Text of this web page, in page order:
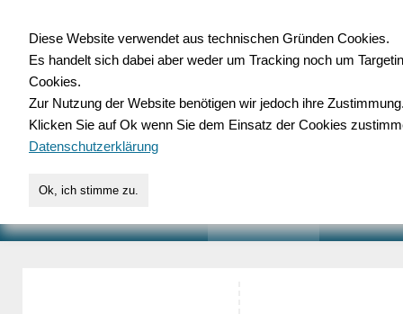
für Handwerk,
Diese Website verwendet aus technischen Gründen Cookies.
Es handelt sich dabei aber weder um Tracking noch um
Cookies.
Zur Nutzung der Website benötigen wir jedoch ihre
Klicken Sie auf Ok wenn Sie dem Einsatz der Cookies
Datenschutzerklärung
Ok, ich stimme zu.